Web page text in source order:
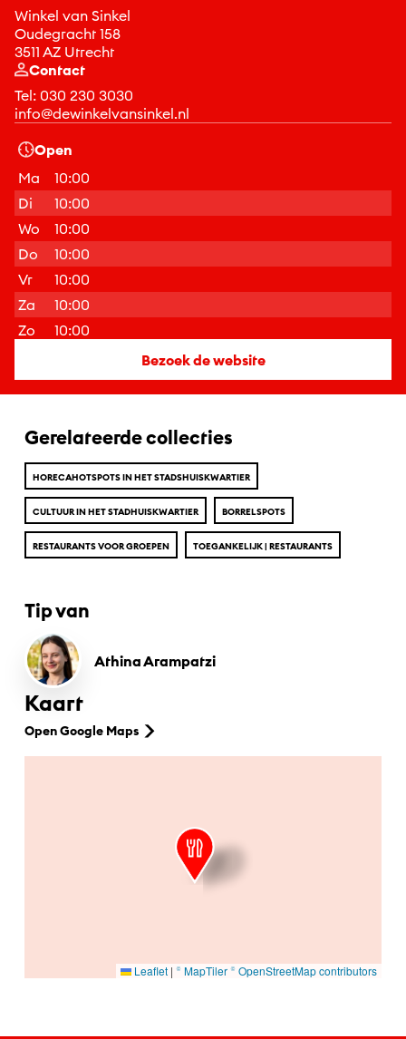
Winkel van Sinkel
Oudegracht 158
3511 AZ Utrecht
Contact
Tel: 030 230 3030
info@dewinkelvansinkel.nl
Open
Ma
10:00
Di
10:00
Wo
10:00
Do
10:00
Vr
10:00
Za
10:00
Zo
10:00
Bezoek de website
Gerelateerde collecties
HORECAHOTSPOTS IN HET STADSHUISKWARTIER
CULTUUR IN HET STADHUISKWARTIER BORRELSPOTS
RESTAURANTS VOOR GROEPEN TOEGANKELIJK | RESTAURANTS
Tip van
Athina Arampatzi
Kaart
Open Google Maps
Leaflet | © MapTiler© OpenStreetMap contributors